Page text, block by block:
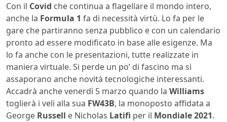
Con il Covid che continua a flagellare il mondo intero,
anche la Formula 1 fa di necessità virtù. Lo fa per le
gare che partiranno senza pubblico e con un calendario
pronto ad essere modificato in base alle esigenze. Ma
lo fa anche con le presentazioni, tutte realizzate in
maniera virtuale. Si perde un po’ di fascino ma si
assaporano anche novità tecnologiche interessanti.
Accadrà anche venerdì 5 marzo quando la Williams
toglierà i veli alla sua FW43B, la monoposto affidata a
George Russell e Nicholas Latifi per il Mondiale 2021.